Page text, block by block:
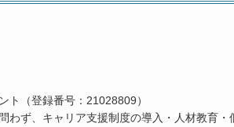
ト（登録番号：21028809）
わず、キャリア支援制度の導入・人材教育